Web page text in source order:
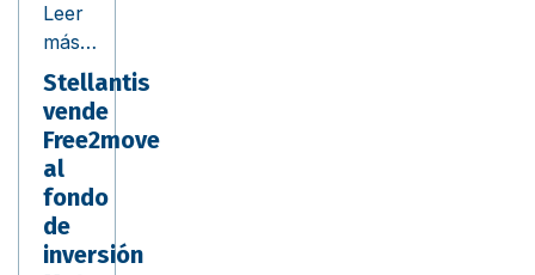
Leer
más…
Stellantis
vende
Free2move
al
fondo
de
inversión